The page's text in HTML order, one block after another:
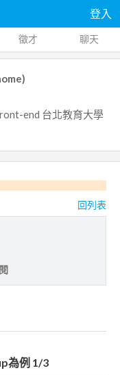
登入
徵才 聊天
)
end 台北教育大學
回列表
為例 1/3